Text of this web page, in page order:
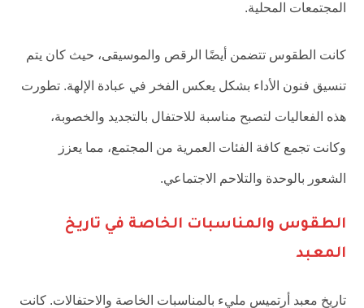
المجتمعات المحلية.
كانت الطقوس تتضمن أيضًا الرقص والموسيقى، حيث كان يتم
تنسيق فنون الأداء بشكل يعكس الفخر في عبادة الإلهة. تطورت
هذه الفعاليات لتصبح مناسبة للاحتفال بالتجديد والخصوبة،
وكانت تجمع كافة الفئات العمرية من المجتمع، مما يعزز
الشعور بالوحدة والتلاحم الاجتماعي.
الطقوس والمناسبات الخاصة في تاريخ
المعبد
تاريخ معبد أرتميس مليء بالمناسبات الخاصة والاحتفالات. كانت